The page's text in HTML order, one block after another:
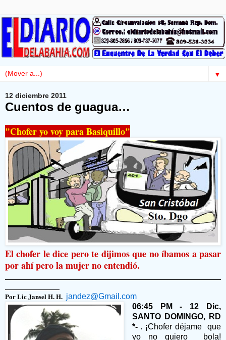
▼
12 diciembre 2011
Cuentos de guagua…
"Chofer yo voy para Basiquillo"
El chofer le dice pero te dijimos que no íbamos a pasar
por ahí pero la mujer no entendió.
Por Lic Jansel H. H. jandez@Gmail.com
06:45 PM - 12 Dic,
SANTO DOMINGO, RD
*- . ¡Chofer déjame
que
yo no quiero
bola!